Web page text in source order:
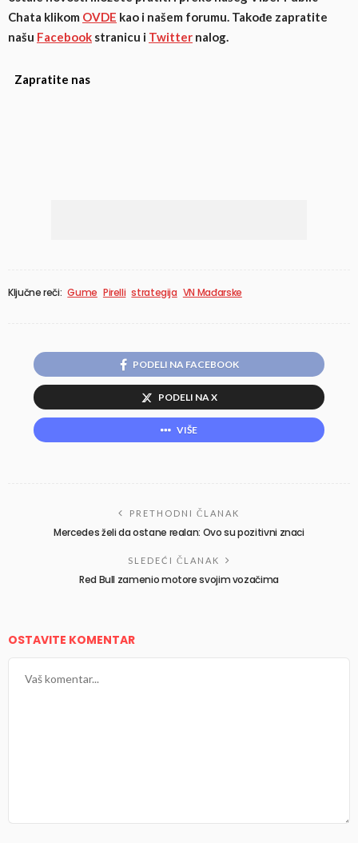
Chata klikom OVDE kao i našem forumu. Takođe zapratite
našu Facebook stranicu i Twitter nalog.
Zapratite nas
Ključne reči: Gume Pirelli strategija VN Mađarske
PODELI NA FACEBOOK
PODELI NA X
VIŠE
PRETHODNI ČLANAK
Mercedes želi da ostane realan: Ovo su pozitivni znaci
SLEDEĆI ČLANAK
Red Bull zamenio motore svojim vozačima
OSTAVITE KOMENTAR